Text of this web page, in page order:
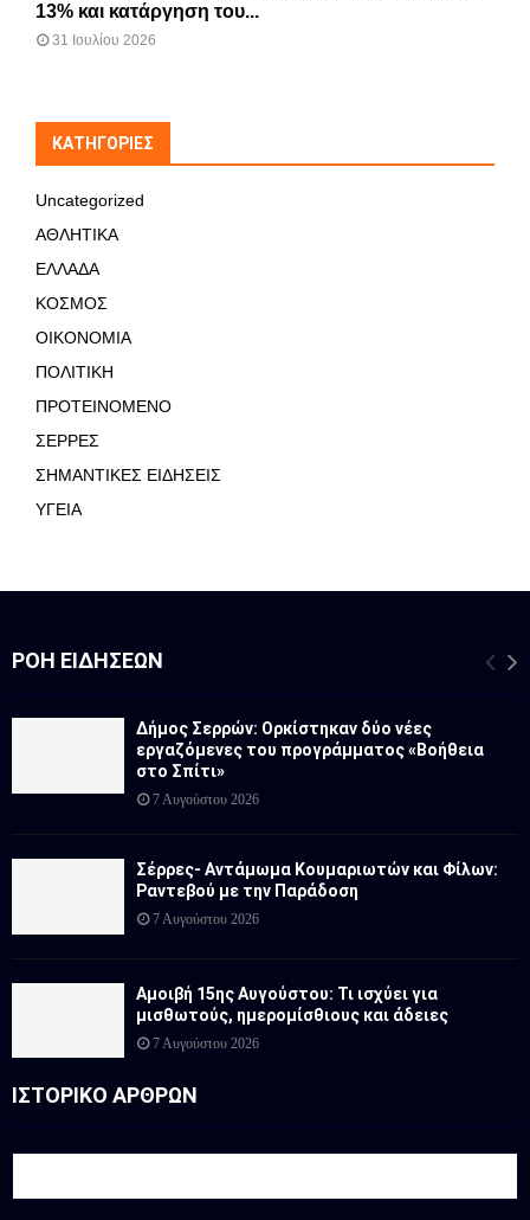
13% και κατάργηση του...
31 Ιουλίου 2026
KΑΤΗΓΟΡΊΕΣ
Uncategorized
ΑΘΛΗΤΙΚΑ
ΕΛΛΑΔΑ
ΚΟΣΜΟΣ
ΟΙΚΟΝΟΜΙΑ
ΠΟΛΙΤΙΚΗ
ΠΡΟΤΕΙΝΟΜΕΝΟ
ΣΕΡΡΕΣ
ΣΗΜΑΝΤΙΚΕΣ ΕΙΔΗΣΕΙΣ
ΥΓΕΙΑ
ΡΟΉ ΕΙΔΉΣΕΩΝ
Δήμος Σερρών: Ορκίστηκαν δύο νέες
εργαζόμενες του προγράμματος «Βοήθεια
στο Σπίτι»
7 Αυγούστου 2026
Σέρρες- Αντάμωμα Κουμαριωτών και Φίλων:
Ραντεβού με την Παράδοση
7 Αυγούστου 2026
Αμοιβή 15ης Αυγούστου: Τι ισχύει για
μισθωτούς, ημερομίσθιους και άδειες
7 Αυγούστου 2026
ΙΣΤΟΡΙΚΟ ΑΡΘΡΩΝ